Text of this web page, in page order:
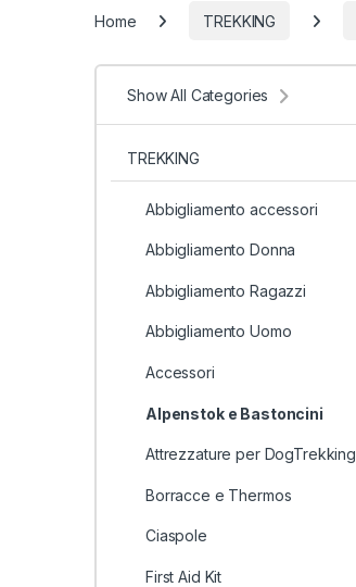
Home TREKKING
Show All Categories
TREKKING
Abbigliamento accessori
Abbigliamento Donna
Abbigliamento Ragazzi
Abbigliamento Uomo
Accessori
Alpenstok e Bastoncini
Attrezzature per DogTrekking
Borracce e Thermos
Ciaspole
First Aid Kit